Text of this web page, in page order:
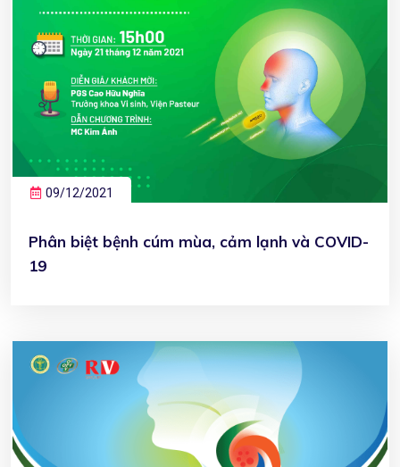
09/12/2021
Phân biệt bệnh cúm mùa, cảm lạnh và COVID-
19